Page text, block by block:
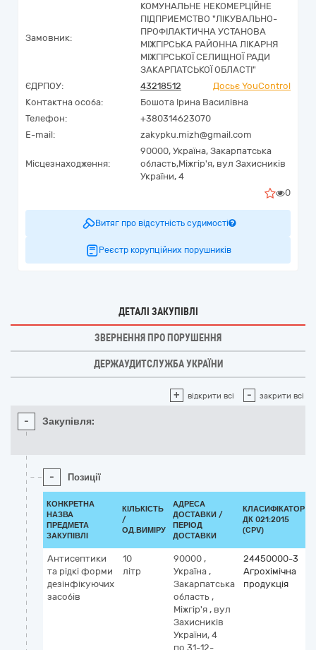
Замовник:
КОМУНАЛЬНЕ НЕКОМЕРЦІЙНЕ
ПІДПРИЕМСТВО "ЛІКУВАЛЬНО-
ПРОФІЛАКТИЧНА УСТАНОВА
МІЖГІРСЬКА РАЙОННА ЛІКАРНЯ
МІЖГІРСЬКОЇ СЕЛИЩНОЇ РАДИ
ЗАКАРПАТСЬКОЇ ОБЛАСТІ"
ЄДРПОУ:
43218512
Досьє YouControl
Контактна особа:
Бошота Ірина Василівна
Телефон:
+380314623070
E-mail:
zakypku.mizh@gmail.com
Місцезнаходження:
90000, Україна, Закарпатська
область,Міжгір'я, вул Захисників
України, 4
0
Витяг про відсутність судимості
Реєстр корупційних порушників
ДЕТАЛІ ЗАКУПІВЛІ
ЗВЕРНЕННЯ ПРО ПОРУШЕННЯ
ДЕРЖАУДИТСЛУЖБА УКРАЇНИ
+ відкрити всі - закрити всі
- Закупівля:
- Позиції
КОНКРЕТНА
НАЗВА
ПРЕДМЕТА
ЗАКУПІВЛІ
КІЛЬКІСТЬ
/
ОД.ВИМІРУ
АДРЕСА
ДОСТАВКИ /
ПЕРІОД
ДОСТАВКИ
КЛАСИФІКАТОР
ДК 021:2015
(CPV)
Антисептики
та рідкі форми
дезінфікуючих
засобів
10
літр
90000 ,
Україна ,
Закарпатська
область ,
Міжгір'я , вул
Захисників
України, 4
по 31-12-
24450000-3
Агрохімічна
продукція